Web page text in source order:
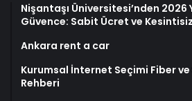
Nişantaşı Üniversitesi’nden 2026
Güvence: Sabit Ücret ve
Ankara rent a car
Kurumsal İnternet Seçimi Fiber ve
Rehberi